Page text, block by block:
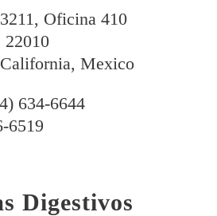
Oficina 410
22010
Mexico
634-6644
6519
Digestivos